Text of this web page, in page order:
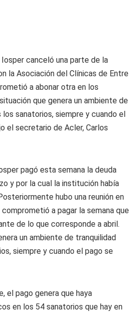
canceló una parte de la
la Asociación del Clínicas de Entre
a abonar otra en los
que genera un ambiente de
sanatorios, siempre y cuando el
el secretario de Acler, Carlos
pagó esta semana la deuda
y por la cual la institución había
hubo una reunión en
a pagar la semana que
de lo que corresponde a abril.
un ambiente de tranquilidad
siempre y cuando el pago se
el pago genera que haya
en los 54 sanatorios que hay en